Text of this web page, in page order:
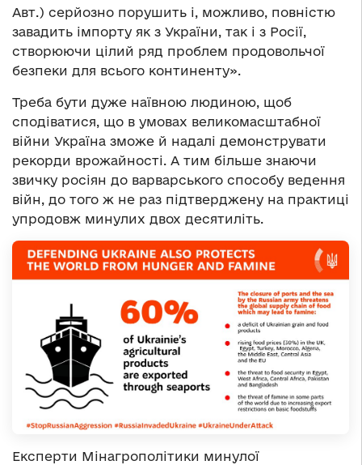
Авт.) серйозно порушить і, можливо, повністю
завадить імпорту як з України, так і з Росії,
створюючи цілий ряд проблем продовольчої
безпеки для всього континенту».
Треба бути дуже наївною людиною, щоб
сподіватися, що в умовах великомасштабної
війни Україна зможе й надалі демонструвати
рекорди врожайності. А тим більше знаючи
звичку росіян до варварського способу ведення
війн, до того ж не раз підтверджену на практиці
упродовж минулих двох десятиліть.
Експерти Мінагрополітики минулої